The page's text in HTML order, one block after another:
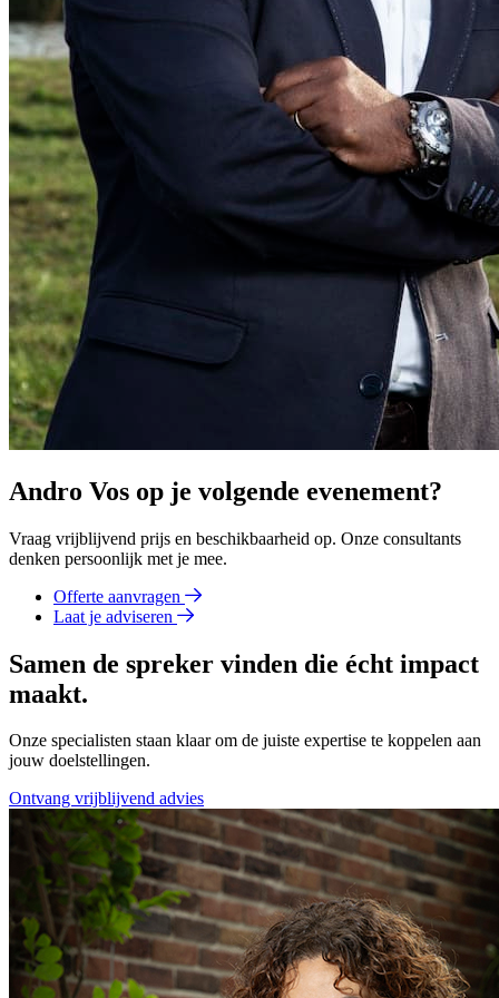
Andro Vos op je volgende evenement?
Vraag vrijblijvend prijs en beschikbaarheid op. Onze consultants
denken persoonlijk met je mee.
Offerte aanvragen
Laat je adviseren
Samen de spreker vinden die écht impact
maakt.
Onze specialisten staan klaar om de juiste expertise te koppelen aan
jouw doelstellingen.
Ontvang vrijblijvend advies